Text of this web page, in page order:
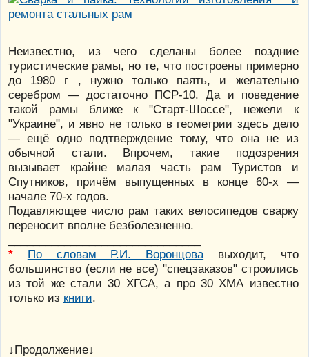
Неизвестно, из чего сделаны более поздние
туристические рамы, но те, что построены примерно
до 1980 г , нужно только паять, и желательно
серебром — достаточно ПСР-10. Да и поведение
такой рамы ближе к "Старт-Шоссе", нежели к
"Украине", и явно не только в геометрии здесь дело
— ещё одно подтверждение тому, что она не из
обычной стали. Впрочем, такие подозрения
вызывает крайне малая часть рам Туристов и
Спутников, причём выпущенных в конце 60-х —
начале 70-х годов.
Подавляющее число рам таких велосипедов сварку
переносит вполне безболезненно.
*
По словам Р.И. Воронцова выходит, что
большинство (если не все) "спецзаказов" строились
из той же стали 30 ХГСА, а про 30 ХМА известно
только из книги.
↓Продолжение↓